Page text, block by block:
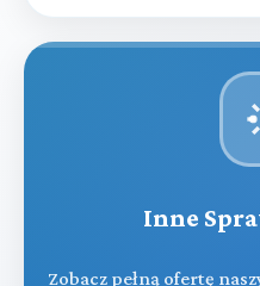
Inne
Zobacz pełną ofertę